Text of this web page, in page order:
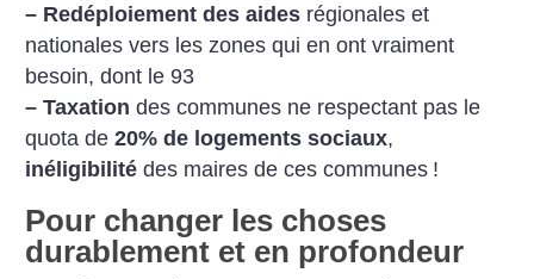
– Redéploiement des aides régionales et
nationales vers les zones qui en ont vraiment
besoin, dont le 93
– Taxation des communes ne respectant pas le
quota de20% de logements sociaux,
inéligibilité des maires de ces communes !
Pour changer les choses
durablement et en profondeur